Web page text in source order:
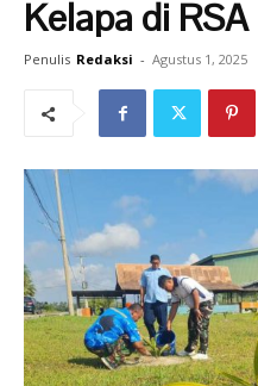
Kelapa di
Penulis Redaksi - Agustus 1, 2025